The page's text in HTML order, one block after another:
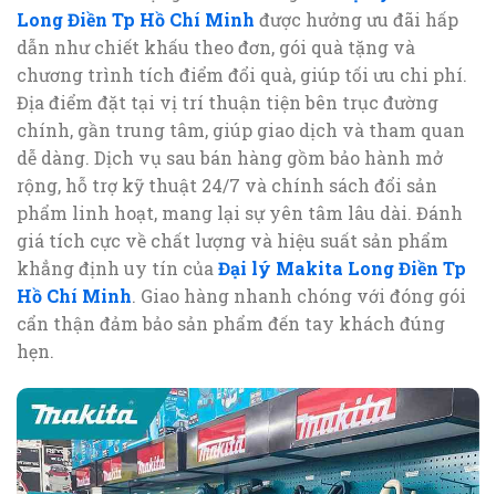
Long Điền Tp Hồ Chí Minh được hưởng ưu đãi hấp
dẫn như chiết khấu theo đơn, gói quà tặng và
chương trình tích điểm đổi quà, giúp tối ưu chi phí.
Địa điểm đặt tại vị trí thuận tiện bên trục đường
chính, gần trung tâm, giúp giao dịch và tham quan
dễ dàng. Dịch vụ sau bán hàng gồm bảo hành mở
rộng, hỗ trợ kỹ thuật 24/7 và chính sách đổi sản
phẩm linh hoạt, mang lại sự yên tâm lâu dài. Đánh
giá tích cực về chất lượng và hiệu suất sản phẩm
khẳng định uy tín của Đại lý Makita Long Điền Tp
Hồ Chí Minh. Giao hàng nhanh chóng với đóng gói
cẩn thận đảm bảo sản phẩm đến tay khách đúng
hẹn.